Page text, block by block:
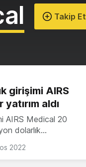
Takip Et
girişimi AIRS
aldı
AIRS Medical 20
dolarlık…
2022